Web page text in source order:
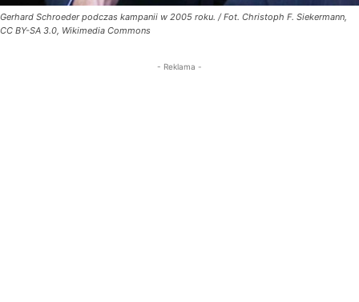
Gerhard Schroeder podczas kampanii w 2005 roku. / Fot. Christoph F. Siekermann,
CC BY-SA 3.0, Wikimedia Commons
- Reklama -